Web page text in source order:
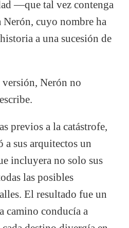
—que tal vez contenga
cuyo nombre ha
a una sucesión de
versión, Nerón no
previos a la catástrofe,
a sus arquitectos un
incluyera no solo sus
las posibles
El resultado fue un
camino conducía a